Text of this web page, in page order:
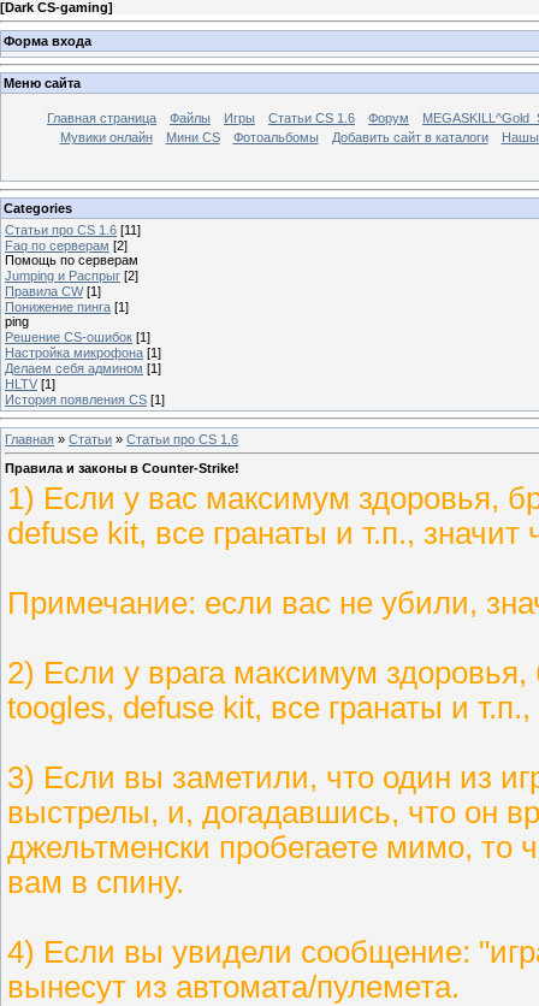
[Dark CS-gaming]
Форма входа
Меню сайта
Главная страница Файлы Игры Статьи CS 1.6 Форум
Мувики онлайн
Мини CS Фотоальбомы Добавить сайт в каталоги Нашы
Categories
Статьи про CS 1.6 [11]
Faq по серверам [2]
Помощь по серверам
Jumping и Распрыг [2]
Правила CW [1]
Понижение пинга [1]
ping
Решение CS-ошибок [1]
Настройка микрофона [1]
Делаем себя админом [1]
HLTV [1]
История появления CS [1]
Главная » Статьи » Статьи про CS 1.6
Правила и законы в Counter-Strike!
1) Если у вас максимум здоровья,
defuse kit, все гранаты и т.п.,
Примечание: если вас не убили,
2) Если у врага максимум
toogles, defuse kit, все гранаты и
3) Если вы заметили, что один из
выстрелы, и, догадавшись, что он
джельтменски пробегаете мимо, то
вам в спину.
4) Если вы увидели сообщение:
вынесут из автомата/пулемета.